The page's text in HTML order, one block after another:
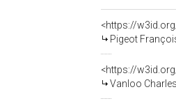
<https://
Pigeot
<https://
Vanloo